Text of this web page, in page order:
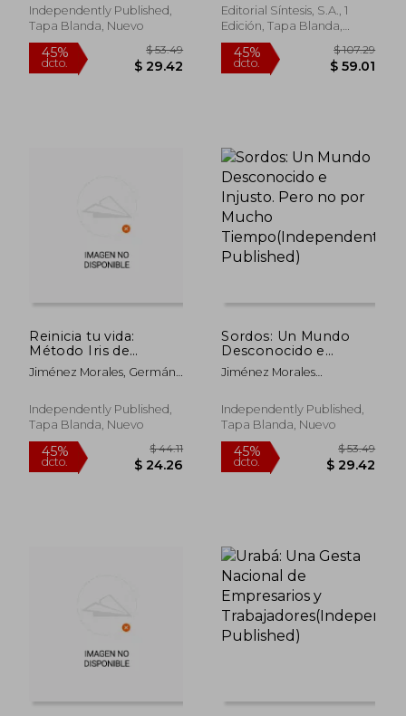
and eroticism. (en
Inglés)
Independently Published,
Tapa Blanda, Nuevo
45%
dcto.
Editorial Síntesis, S.A., 1
Edición, Tapa Blanda,
Nuevo
45%
dcto.
Reinicia tu vida:
Método Iris de
transformación
personal
Jiménez Morales, Germán;
Independently Published,
Tapa Blanda, Nuevo
Sordos: Un Mundo
Desconocido e
Injusto. Pero no por
Mucho
Published)
Jiménez Morales
Eliana
Independently Published,
Tapa Blanda, Nuevo